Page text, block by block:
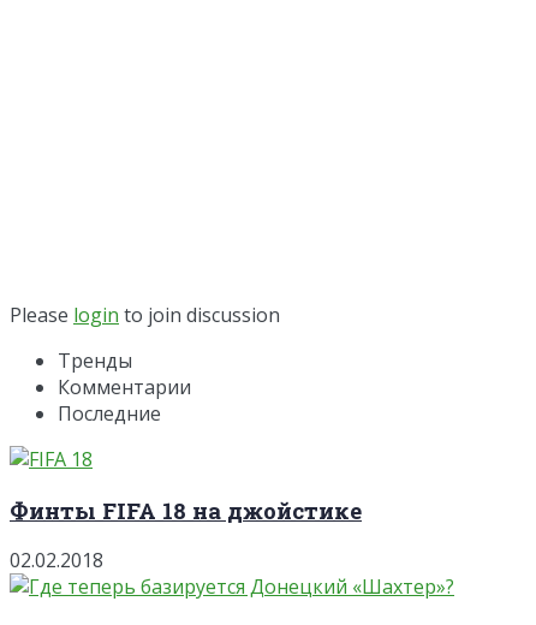
Please login to join discussion
Тренды
Комментарии
Последние
Финты FIFA 18 на джойстике
02.02.2018